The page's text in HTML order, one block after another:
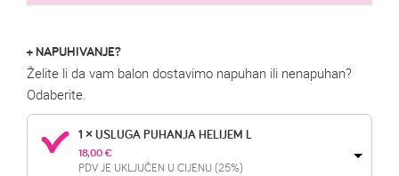
+ NAPUHIVANJE?
Želite li da vam balon dostavimo napuhan ili nenapuhan?
Odaberite.
1 × USLUGA PUHANJA HELIJEM L
18,00 €
PDV JE UKLJUČEN U CIJENU (25%)